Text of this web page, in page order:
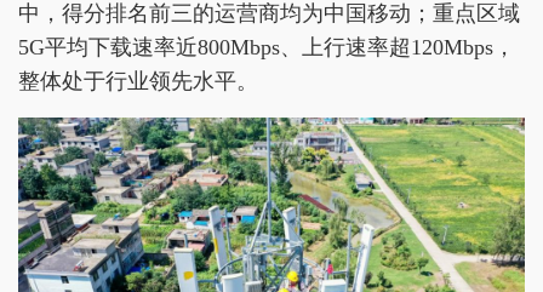
中，得分排名前三的运营商均为中国移动；重点区域
5G平均下载速率近800Mbps、上行速率超120Mbps，
整体处于行业领先水平。